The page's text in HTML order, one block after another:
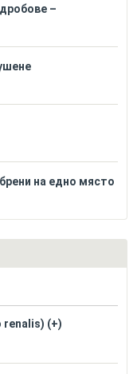
–
на едно място
renalis) (+)